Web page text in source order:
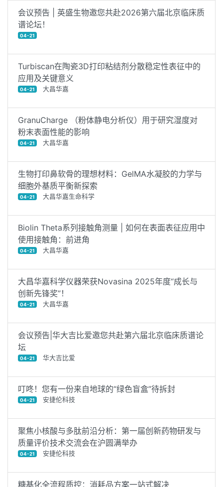
会议预告 | 英盛生物邀您共赴2026第六届北京临床质
谱论坛！
04-21
Turbiscan在陶瓷3D打印粘结剂分散稳定性表征中的
应用及关键意义
04-21 大昌华嘉
GranuCharge （粉体静电分析仪）用于研究湿度对
粉末表面性能的影响
04-21 大昌华嘉
生物打印鼻软骨的理想材料：GelMA水凝胶的力学与
细胞外基质平衡新探索
04-21 大昌华嘉生命科学
Biolin Theta系列接触角测量 | 如何在表面表征应用中
使用接触角：前进角
04-21 大昌华嘉
大昌华嘉科学仪器荣获Novasina 2025年度“成长与
创新先锋奖”！
04-21 大昌华嘉
会议预告|华大吉比爱邀您共赴第六届北京临床质谱论
坛
04-21 华大吉比爱
叮咚！您有一份来自地球的“绿色盲盒”待拆封
04-21 安捷伦科技
聚焦小核酸与多肽前沿分析：第一届创新药物研发与
质量评价技术交流会在沪圆满举办
04-21 安捷伦科技
糖基化全流程质控：消耗品方案一站式解决